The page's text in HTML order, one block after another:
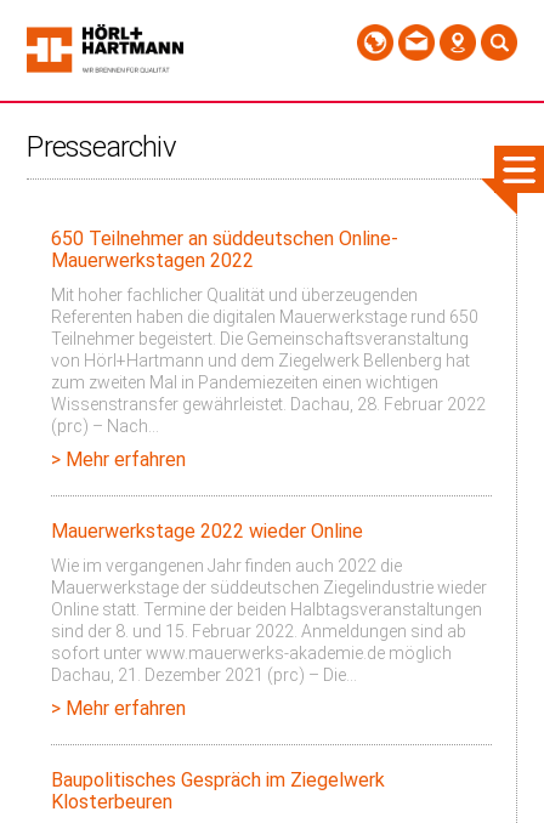
Pressearchiv
650 Teilnehmer an süddeutschen Online-
Mauerwerkstagen 2022
Mit hoher fachlicher Qualität und überzeugenden
Referenten haben die digitalen Mauerwerkstage rund 650
Teilnehmer begeistert. Die Gemeinschaftsveranstaltung
von Hörl+Hartmann und dem Ziegelwerk Bellenberg hat
zum zweiten Mal in Pandemiezeiten einen wichtigen
Wissenstransfer gewährleistet. Dachau, 28. Februar 2022
(prc) – Nach…
> Mehr erfahren
Mauerwerkstage 2022 wieder Online
Wie im vergangenen Jahr finden auch 2022 die
Mauerwerkstage der süddeutschen Ziegelindustrie wieder
Online statt. Termine der beiden Halbtagsveranstaltungen
sind der 8. und 15. Februar 2022. Anmeldungen sind ab
sofort unter www.mauerwerks-akademie.de möglich
Dachau, 21. Dezember 2021 (prc) – Die…
> Mehr erfahren
Baupolitisches Gespräch im Ziegelwerk
Klosterbeuren